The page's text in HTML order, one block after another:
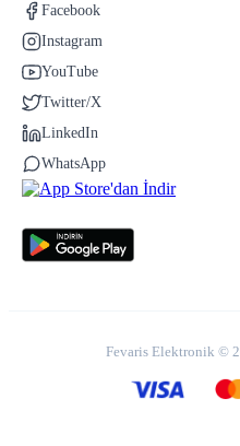
Facebook
Instagram
YouTube
Twitter/X
LinkedIn
WhatsApp
Fevaris Elektronik ©